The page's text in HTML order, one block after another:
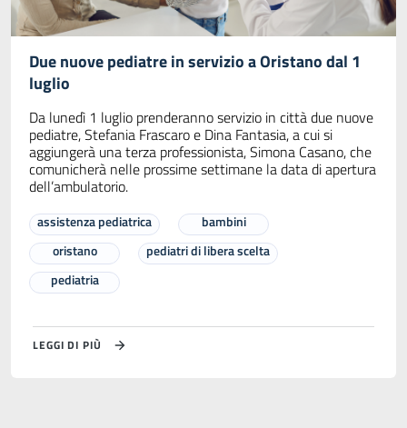
Due nuove pediatre in servizio a Oristano dal 1
luglio
Da lunedì 1 luglio prenderanno servizio in città due nuove
pediatre, Stefania Frascaro e Dina Fantasia, a cui si
aggiungerà una terza professionista, Simona Casano, che
comunicherà nelle prossime settimane la data di apertura
dell’ambulatorio.
assistenza pediatrica
bambini
oristano
pediatri di libera scelta
pediatria
LEGGI DI PIÙ